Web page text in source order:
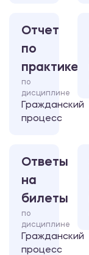
Отчет
по
практике
по
дисциплине
Гражданский
процесс
Ответы
на
билеты
по
дисциплине
Гражданский
процесс